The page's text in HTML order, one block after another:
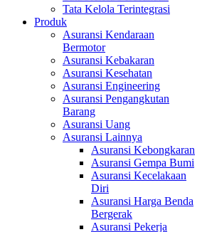
Tata Kelola Terintegrasi
Produk
Asuransi Kendaraan
Bermotor
Asuransi Kebakaran
Asuransi Kesehatan
Asuransi Engineering
Asuransi Pengangkutan
Barang
Asuransi Uang
Asuransi Lainnya
Asuransi Kebongkaran
Asuransi Gempa Bumi
Asuransi Kecelakaan
Diri
Asuransi Harga Benda
Bergerak
Asuransi Pekerja